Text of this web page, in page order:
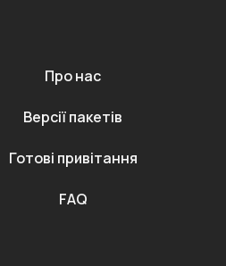
Про нас
Версії пакетів
Готові привітання
FAQ